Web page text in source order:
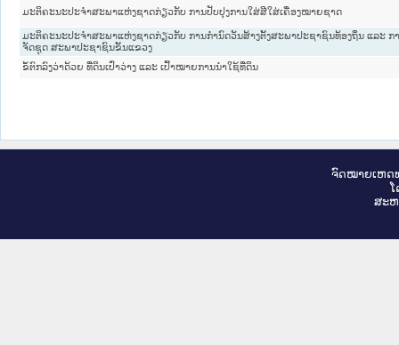
ມະຕິຄະນະປະຈຳສະພາແຫ່ງຊາດກ່ຽວກັບ ການປັບປຸງການໃສ່ສີໃສ່ເຄື່ອງໝາຍຊາດ
ມະຕິຄະນະປະຈຳສະພາແຫ່ງຊາດກ່ຽວກັບ ການກຳນົດວັນສ້າງຕັ້ງສະພາປະຊາຊົນທ້ອງຖິ່ນ ແລະ ກ
ຈັດຊຸດ ສະພາປະຊາຊົນຂັ້ນແຂວງ
ຂໍ້ຕົກລົງວ່າດ້ວຍ ທີ່ດິນເປົ່າວ່າງ ແລະ ເປົ້າໝາຍການນຳໃຊ້ທີ່ດິນ
ຈົດ​ໝາຍ​ເຫດ​
ສະ​ຫ